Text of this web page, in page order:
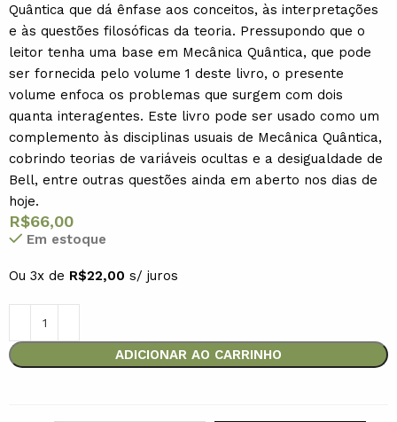
Quântica que dá ênfase aos conceitos, às interpretações
e às questões filosóficas da teoria. Pressupondo que o
leitor tenha uma base em Mecânica Quântica, que pode
ser fornecida pelo volume 1 deste livro, o presente
volume enfoca os problemas que surgem com dois
quanta interagentes. Este livro pode ser usado como um
complemento às disciplinas usuais de Mecânica Quântica,
cobrindo teorias de variáveis ocultas e a desigualdade de
Bell, entre outras questões ainda em aberto nos dias de
hoje.
R$66,00
Em estoque
Ou 3x de R$22,00 s/ juros
ADICIONAR AO CARRINHO